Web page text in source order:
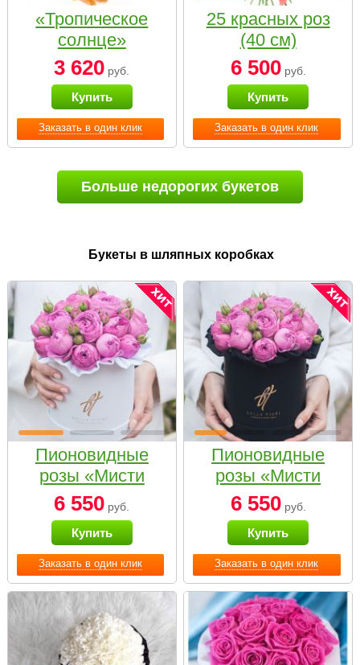
Заказать в один клик
«Тропическое
солнце»
3 620 руб.
Купить
Заказать в один клик
25 красных роз
(40 см)
6 500руб.
Купить
Больше недорогих букетов
Букеты в шляпных коробках
Заказать в один клик
Пионовидные
розы «Мисти
бабблс» в белой
коробке Small
6 550 руб.
Купить
Заказать в один клик
Пионовидные
розы «Мисти
бабблс» в
черной коробке
Small
6 550руб.
Купить